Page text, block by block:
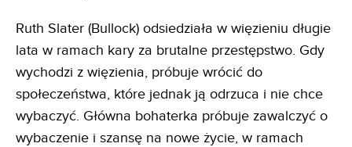
Ruth Slater (Bullock) odsiedziała w więzieniu długie
lata w ramach kary za brutalne przestępstwo. Gdy
wychodzi z więzienia, próbuje wrócić do
społeczeństwa, które jednak ją odrzuca i nie chce
wybaczyć. Główna bohaterka próbuje zawalczyć o
wybaczenie i szansę na nowe życie, w ramach